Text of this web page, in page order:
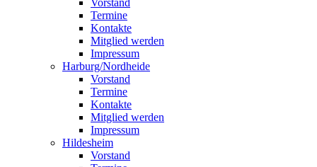
Vorstand
Termine
Kontakte
Mitglied werden
Impressum
Harburg/Nordheide
Vorstand
Termine
Kontakte
Mitglied werden
Impressum
Hildesheim
Vorstand